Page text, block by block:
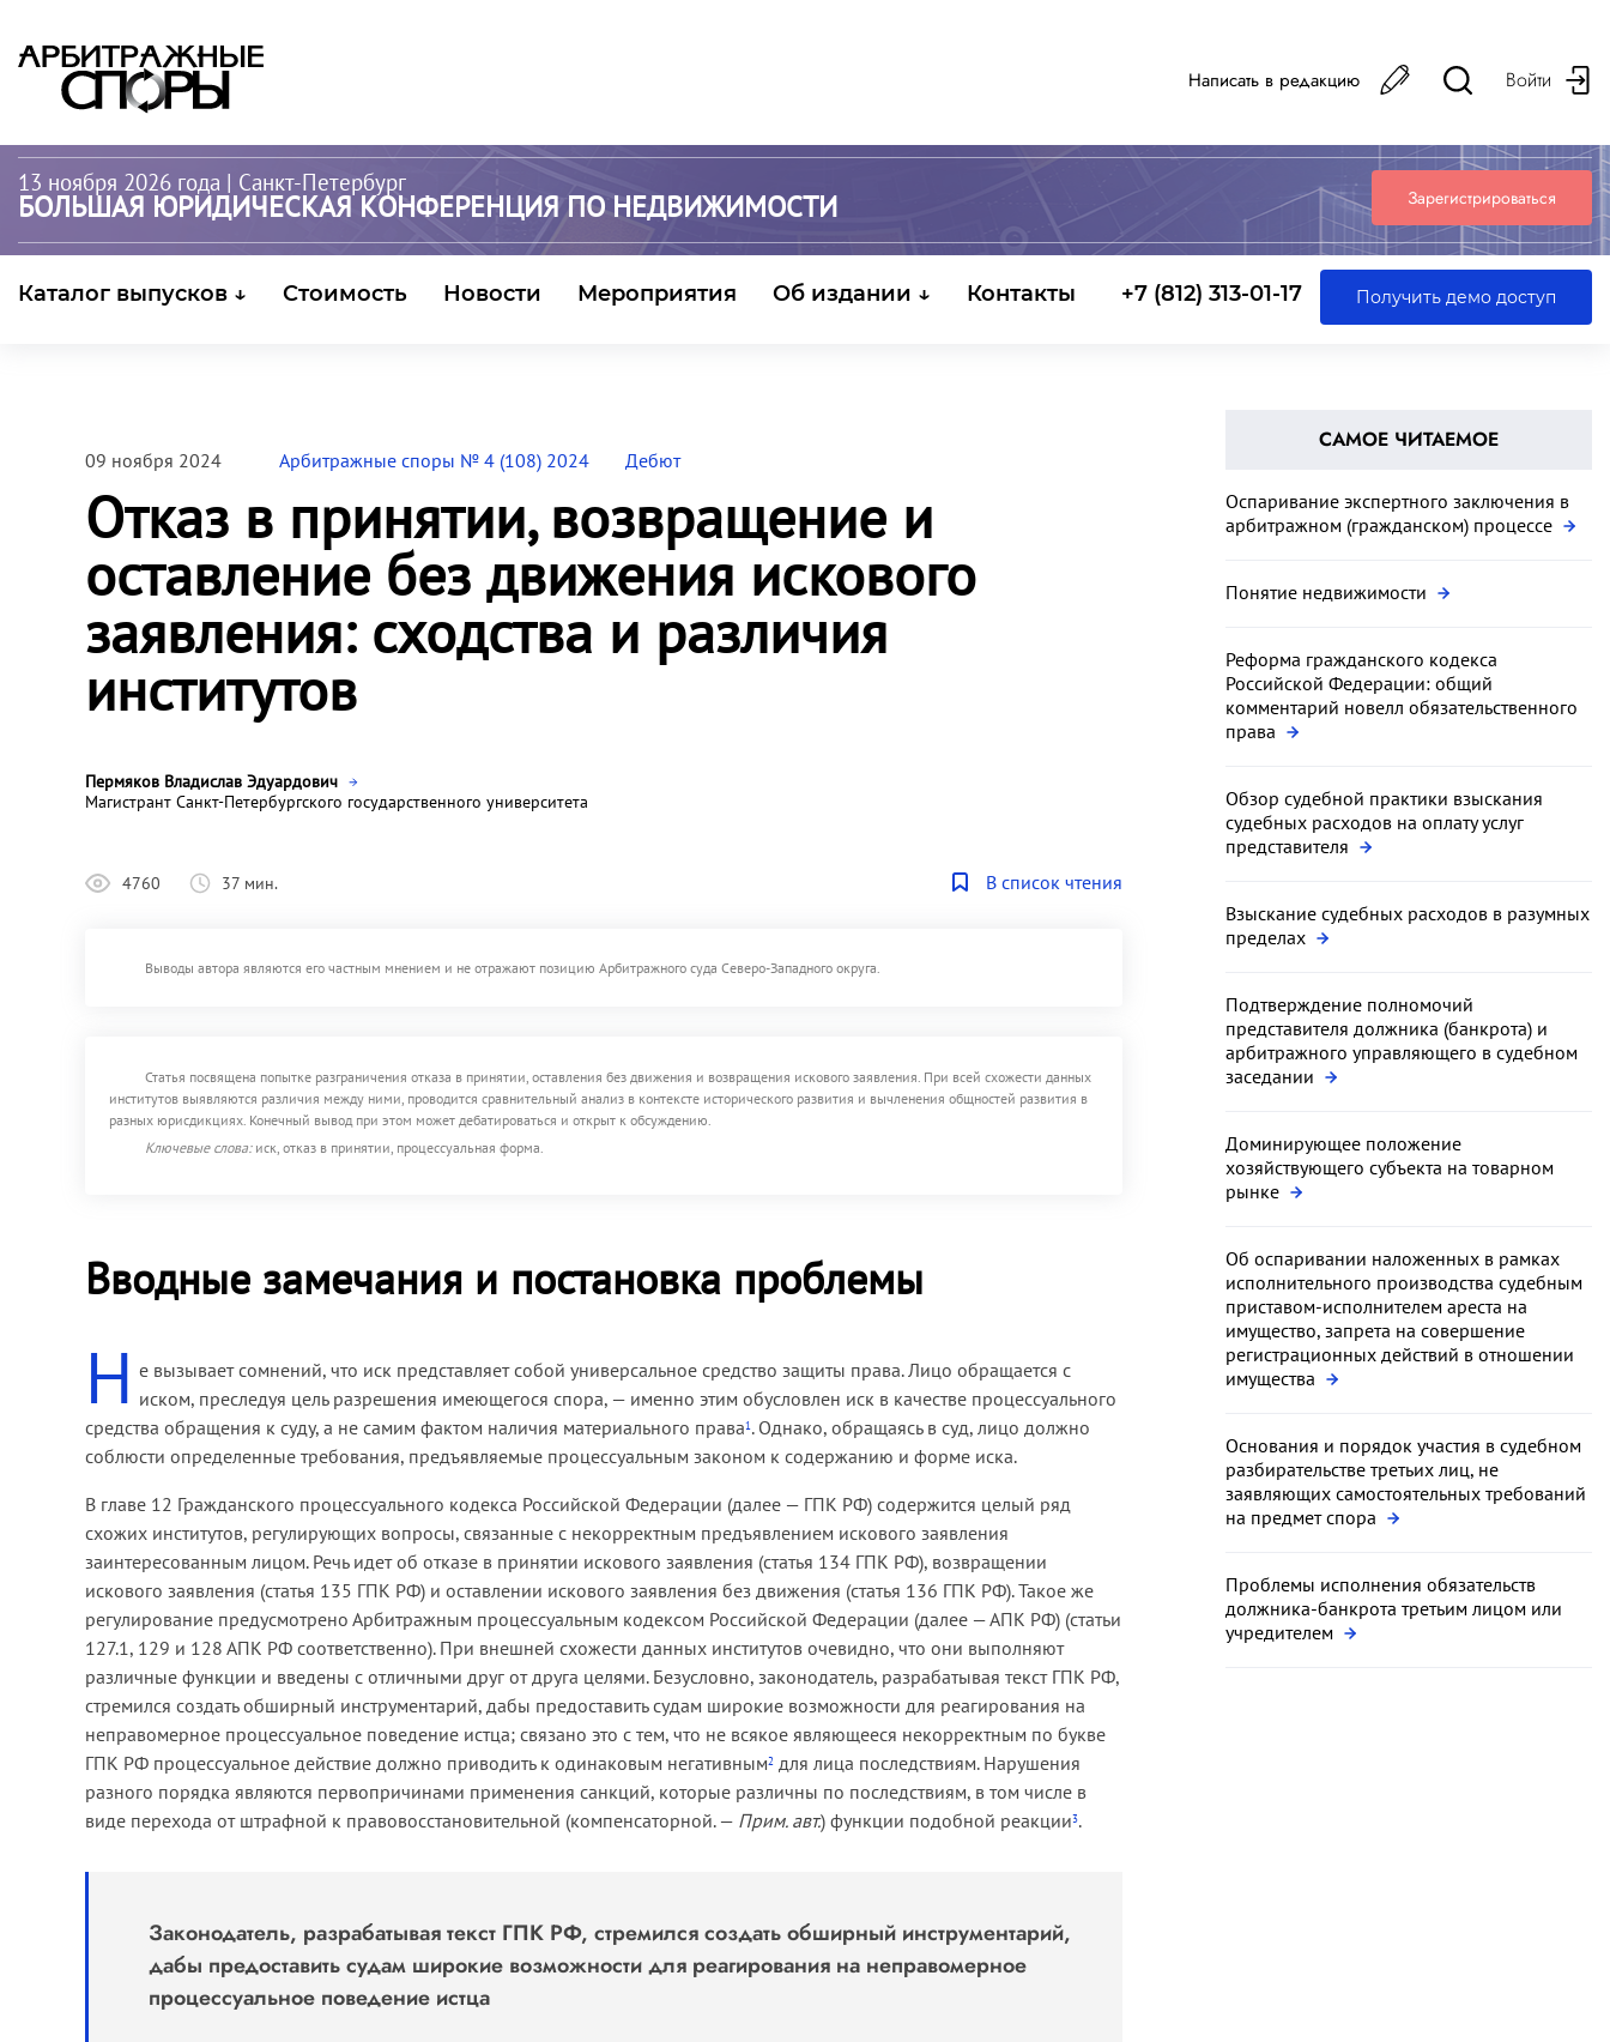
Написать в редакцию Войти
13 ноября 2026 года | Санкт-Петербург
БОЛЬШАЯ ЮРИДИЧЕСКАЯ КОНФЕРЕНЦИЯ ПО НЕДВИЖИМОСТИ Зарегистрироваться
Каталог выпусков ↓ Стоимость Новости Мероприятия Об издании ↓ Контакты +7 (812) 313-01-17 Получить демо доступ
09 ноября 2024 Арбитражные споры № 4 (108) 2024 Дебют
Отказ в принятии, возвращение и
оставление без движения искового
заявления: сходства и различия
институтов
Пермяков Владислав Эдуардович
Магистрант Санкт-Петербургского государственного университета
4760 37 мин. В список чтения
Выводы автора являются его частным мнением и не отражают позицию Арбитражного суда Северо-Западного округа.
Статья посвящена попытке разграничения отказа в принятии, оставления без движения и возвращения искового заявления. При всей схожести данных
институтов выявляются различия между ними, проводится сравнительный анализ в контексте исторического развития и вычленения общностей развития в
разных юрисдикциях. Конечный вывод при этом может дебатироваться и открыт к обсуждению.
Ключевые слова:иск, отказ в принятии, процессуальная форма.
Вводные замечания и постановка проблемы
Н е вызывает сомнений, что иск представляет собой универсальное средство защиты права. Лицо обращается с
иском, преследуя цель разрешения имеющегося спора, — именно этим обусловлен иск в качестве процессуального
средства обращения к суду, а не самим фактом наличия материального права1 . Однако, обращаясь в суд, лицо должно
соблюсти определенные требования, предъявляемые процессуальным законом к содержанию и форме иска.
В главе 12 Гражданского процессуального кодекса Российской Федерации (далее — ГПК РФ) содержится целый ряд
схожих институтов, регулирующих вопросы, связанные с некорректным предъявлением искового заявления
заинтересованным лицом. Речь идет об отказе в принятии искового заявления (статья 134 ГПК РФ), возвращении
искового заявления (статья 135 ГПК РФ) и оставлении искового заявления без движения (статья 136 ГПК РФ). Такое же
регулирование предусмотрено Арбитражным процессуальным кодексом Российской Федерации (далее — АПК РФ) (статьи
127.1, 129 и 128 АПК РФ соответственно). При внешней схожести данных институтов очевидно, что они выполняют
различные функции и введены с отличными друг от друга целями. Безусловно, законодатель, разрабатывая текст ГПК РФ,
стремился создать обширный инструментарий, дабы предоставить судам широкие возможности для реагирования на
неправомерное процессуальное поведение истца; связано это с тем, что не всякое являющееся некорректным по букве
ГПК РФ процессуальное действие должно приводить к одинаковым негативным2 для лица последствиям. Нарушения
разного порядка являются первопричинами применения санкций, которые различны по последствиям, в том числе в
виде перехода от штрафной к правовосстановительной (компенсаторной. — Прим. авт.) функции подобной реакции3.
Законодатель, разрабатывая текст ГПК РФ, стремился создать обширный инструментарий,
дабы предоставить судам широкие возможности для реагирования на неправомерное
процессуальное поведение истца
САМОЕ ЧИТАЕМОЕ
Оспаривание экспертного заключения в
арбитражном (гражданском) процессе
Понятие недвижимости
Реформа гражданского кодекса
Российской Федерации: общий
комментарий новелл обязательственного
права
Обзор судебной практики взыскания
судебных расходов на оплату услуг
представителя
Взыскание судебных расходов в разумных
пределах
Подтверждение полномочий
представителя должника (банкрота) и
арбитражного управляющего в судебном
заседании
Доминирующее положение
хозяйствующего субъекта на товарном
рынке
Об оспаривании наложенных в рамках
исполнительного производства судебным
приставом-исполнителем ареста на
имущество, запрета на совершение
регистрационных действий в отношении
имущества
Основания и порядок участия в судебном
разбирательстве третьих лиц, не
заявляющих самостоятельных требований
на предмет спора
Проблемы исполнения обязательств
должника-банкрота третьим лицом или
учредителем